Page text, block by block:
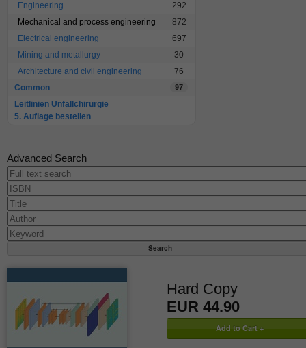
Engineering
292
Mechanical and process engineering
872
Electrical engineering
697
Mining and metallurgy
30
Architecture and civil engineering
76
Common
97
Leitlinien Unfallchirurgie
5. Auflage bestellen
Advanced Search
Hard Copy
EUR 44.90